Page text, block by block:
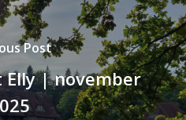
Post
Elly | november